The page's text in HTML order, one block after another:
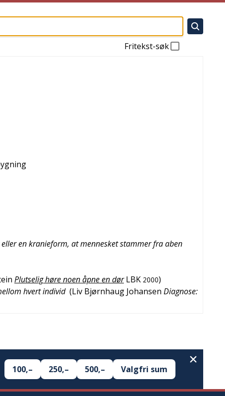
Fritekst-søk
en kranieform, at mennesket stammer fra aben
Plutselig høre noen åpne en dør LBK 2000)
hvert individ (Liv Bjørnhaug Johansen Diagnose:
100,– 250,– 500,– Valgfri sum